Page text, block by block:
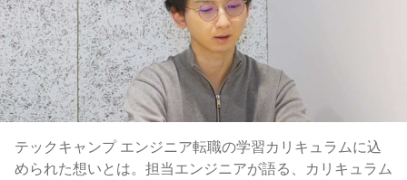
テックキャンプ エンジニア転職の学習カリキュラムに込
められた想いとは。担当エンジニアが語る、カリキュラム